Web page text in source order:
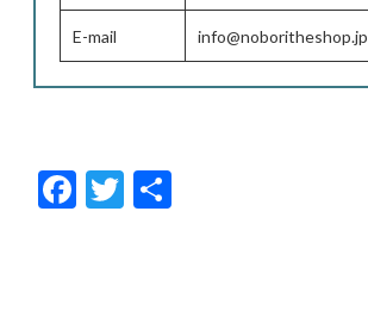
E-mail info@noboritheshop.jp
F
ac
T
w